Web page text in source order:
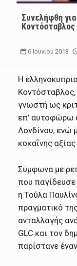
Συνελήφθη
Κοντόσταβλος
6 Ιουνίου 2013
Η
γνωστή ως
επ’ αυτοφώρω
Λονδίνου, ενώ
κοκαΐνης
Σύμφωνα με
που παγίδευσε
η Τούλα
πραγματικό
ανταλλαγής
GLC και τον
παρίστανε